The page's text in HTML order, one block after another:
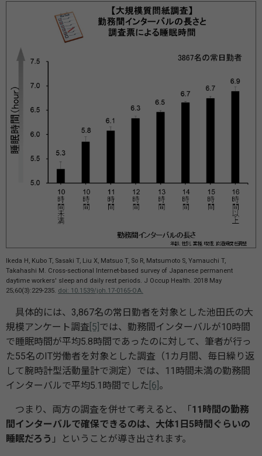
Ikeda H, Kubo T, Sasaki T, Liu X, Matsuo T, So R, Matsumoto S, Yamauchi T,
Takahashi M. Cross-sectional Internet-based survey of Japanese permanent
daytime workers' sleep and daily rest periods. J Occup Health. 2018 May
25;60(3):229-235. doi: 10.1539/joh.17-0165-OA.
具体的には、3,867名の常日勤者を対象とした池田氏の大
規模アンケート調査 [5] では、勤務間インターバルが10時間
で睡眠時間が平均5.8時間であったのに対して、筆者が行っ
た55名のIT労働者を対象とした調査（1カ月間、毎日繰り返
して腕時計型活動量計で測定）では、11時間未満の勤務間
インターバルで平均5.1時間でした [6] 。
つまり、両方の調査を併せて考えると、「11時間の勤務
間インターバルで確保できるのは、大体1日5時間ぐらいの
睡眠だろう 」ということが導き出されます。